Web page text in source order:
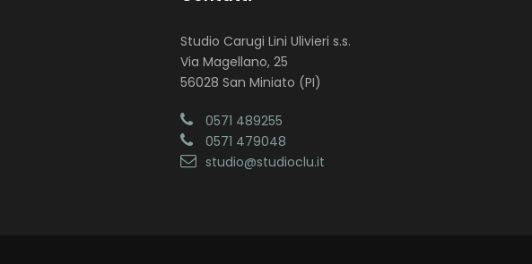
Studio Carugi Lini Ulivieri s.s.
Via Magellano, 25
56028 San Miniato (PI)
0571 489255
0571 479048
studio@studioclu.it